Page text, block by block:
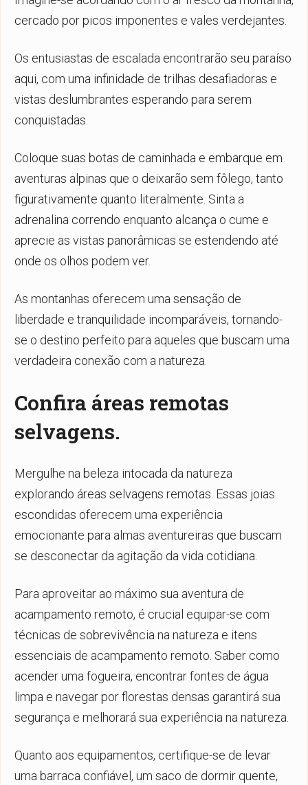
cercado por picos imponentes e vales verdejantes.
Os entusiastas de escalada encontrarão seu paraíso
aqui, com uma infinidade de trilhas desafiadoras e
vistas deslumbrantes esperando para serem
conquistadas.
Coloque suas botas de caminhada e embarque em
aventuras alpinas que o deixarão sem fôlego, tanto
figurativamente quanto literalmente. Sinta a
adrenalina correndo enquanto alcança o cume e
aprecie as vistas panorâmicas se estendendo até
onde os olhos podem ver.
As montanhas oferecem uma sensação de
liberdade e tranquilidade incomparáveis, tornando-
se o destino perfeito para aqueles que buscam uma
verdadeira conexão com a natureza.
Confira áreas remotas
selvagens.
Mergulhe na beleza intocada da natureza
explorando áreas selvagens remotas. Essas joias
escondidas oferecem uma experiência
emocionante para almas aventureiras que buscam
se desconectar da agitação da vida cotidiana.
Para aproveitar ao máximo sua aventura de
acampamento remoto, é crucial equipar-se com
técnicas de sobrevivência na natureza e itens
essenciais de acampamento remoto. Saber como
acender uma fogueira, encontrar fontes de água
limpa e navegar por florestas densas garantirá sua
segurança e melhorará sua experiência na natureza.
Quanto aos equipamentos, certifique-se de levar
uma barraca confiável, um saco de dormir quente,